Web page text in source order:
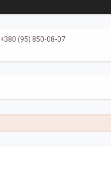
+380 (95) 850-08-07